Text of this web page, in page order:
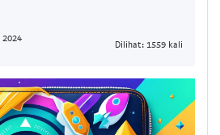
2024
Dilihat: 1559 kali